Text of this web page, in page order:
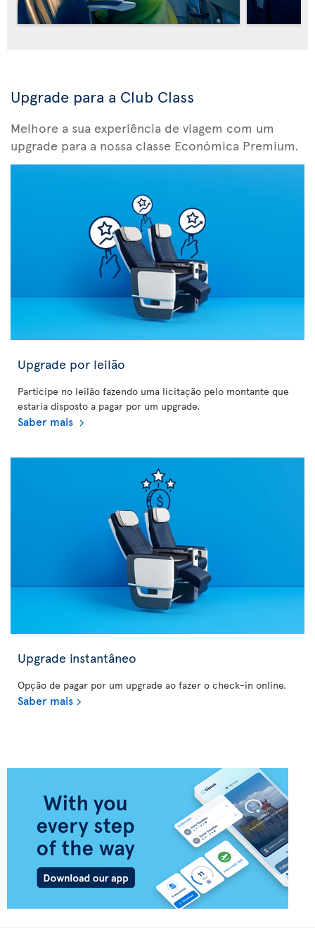
Upgrade para a Club Class
Melhore a sua experiência de viagem com um
upgrade para a nossa classe Económica Premium.
Upgrade por leilão
Participe no leilão fazendo uma licitação pelo montante que
estaria disposto a pagar por um upgrade.
Saber mais
Upgrade instantâneo
Opção de pagar por um upgrade ao fazer o check-in online.
Saber mais